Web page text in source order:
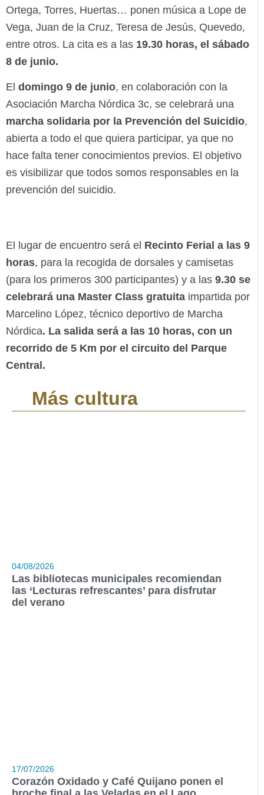
Ortega, Torres, Huertas… ponen música a Lope de
Vega, Juan de la Cruz, Teresa de Jesús, Quevedo,
entre otros. La cita es a las 19.30 horas, el sábado
8 de junio.
El domingo 9 de junio, en colaboración con la
Asociación Marcha Nórdica 3c, se celebrará una
marcha solidaria por la Prevención del Suicidio,
abierta a todo el que quiera participar, ya que no
hace falta tener conocimientos previos. El objetivo
es visibilizar que todos somos responsables en la
prevención del suicidio.
El lugar de encuentro será el Recinto Ferial a las 9
horas, para la recogida de dorsales y camisetas
(para los primeros 300 participantes) y a las 9.30 se
celebrará una Master Class gratuita impartida por
Marcelino López, técnico deportivo de Marcha
Nórdica. La salida será a las 10 horas, con un
recorrido de 5 Km por el circuito del Parque
Central.
Más cultura
04/08/2026
Las bibliotecas municipales recomiendan
las ‘Lecturas refrescantes’ para disfrutar
del verano
17/07/2026
Corazón Oxidado y Café Quijano ponen el